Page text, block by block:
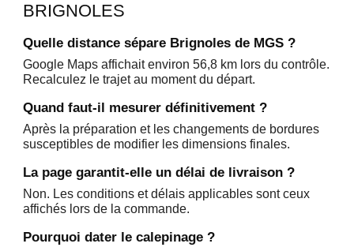
BRIGNOLES
Quelle distance sépare Brignoles de MGS ?
Google Maps affichait environ 56,8 km lors du contrôle.
Recalculez le trajet au moment du départ.
Quand faut-il mesurer définitivement ?
Après la préparation et les changements de bordures
susceptibles de modifier les dimensions finales.
La page garantit-elle un délai de livraison ?
Non. Les conditions et délais applicables sont ceux
affichés lors de la commande.
Pourquoi dater le calepinage ?